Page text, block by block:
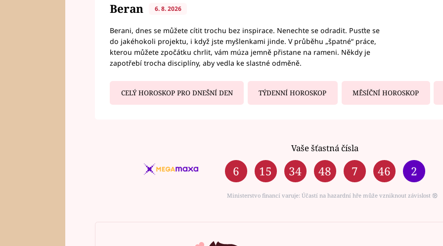
Beran 6. 8. 2026
Berani, dnes se můžete cítit trochu bez inspirace. Nenechte se odradit. Pusťte se
do jakéhokoli projektu, i když jste myšlenkami jinde. V průběhu „špatné“ práce,
kterou můžete zpočátku chrlit, vám múza jemně přistane na rameni. Někdy je
zapotřebí trocha disciplíny, aby vedla ke slastné odměně.
CELÝ HOROSKOP PRO DNEŠNÍ DEN TÝDENNÍ HOROSKOP MĚSÍČNÍ HOROSKOP
Vaše šťastná čísla
6 15 34 48 7 46 2
Ministerstvo financí varuje: Účastí na hazardní hře může vzniknout závislost ⑱